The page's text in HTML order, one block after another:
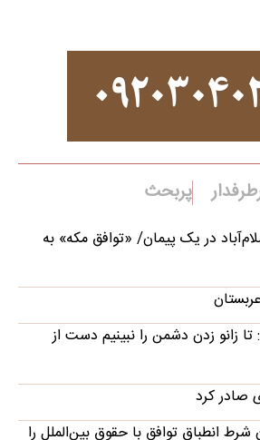
پربحث
در یک پیمان/ «توافق مکه» به
زانو زدن دشمن را نبینیم دست از
صادر کرد
شرط انطباق توافق با حقوق بین‌الملل را